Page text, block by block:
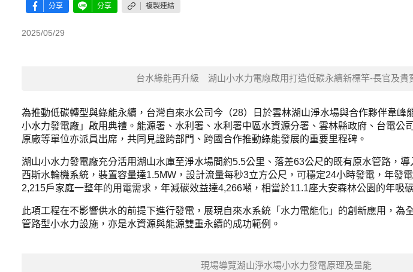
分享 分享 複製連結
2025/05/29
台水綠能再升級 湖山小水力電廠啟用打造低碳永續新標竿-長官及貴
為推動低碳轉型與綠能永續，台灣自來水公司今（28）日於雲林湖山淨水場與合作夥伴韋峰
小水力發電廠」啟用典禮。能源署、水利署、水利署中區水資源分署、雲林縣政府、台電公
原廠等單位亦派員出席，共同見證跨部門、跨國合作推動綠能發展的重要里程碑。
湖山小水力發電廠充分活用湖山水庫至淨水場間約5.5公里、落差63公尺的既有原水管路，
西斯水輪機系統，裝置容量達1.5MW，設計流量每秒3立方公尺，可穩定24小時發電，年發
2,215戶家庭一整年的用電需求，年減碳效益達4,266噸，相當於11.1座大安森林公園的年吸
此項工程在不影響供水的前提下進行發電，展現自來水系統「水力電能化」的創新應用，為
管路型小水力設施，亦是水資源與能源雙重永續的成功範例。
現場導覽湖山淨水場小水力發電原理及量能